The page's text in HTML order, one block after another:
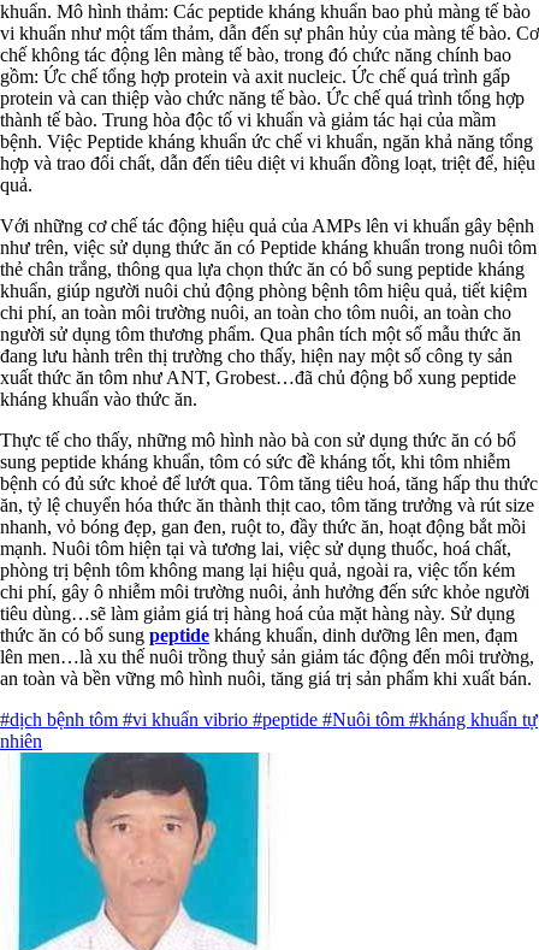
khuẩn. Mô hình thảm: Các peptide kháng khuẩn bao phủ màng tế bào
vi khuẩn như một tấm thảm, dẫn đến sự phân hủy của màng tế bào. Cơ
chế không tác động lên màng tế bào, trong đó chức năng chính bao
gồm: Ức chế tổng hợp protein và axit nucleic. Ức chế quá trình gấp
protein và can thiệp vào chức năng tế bào. Ức chế quá trình tổng hợp
thành tế bào. Trung hòa độc tố vi khuẩn và giảm tác hại của mầm
bệnh. Việc Peptide kháng khuẩn ức chế vi khuẩn, ngăn khả năng tổng
hợp và trao đổi chất, dẫn đến tiêu diệt vi khuẩn đồng loạt, triệt để, hiệu
quả.
Với những cơ chế tác động hiệu quả của AMPs lên vi khuẩn gây bệnh
như trên, việc sử dụng thức ăn có Peptide kháng khuẩn trong nuôi tôm
thẻ chân trắng, thông qua lựa chọn thức ăn có bổ sung peptide kháng
khuẩn, giúp người nuôi chủ động phòng bệnh tôm hiệu quả, tiết kiệm
chi phí, an toàn môi trường nuôi, an toàn cho tôm nuôi, an toàn cho
người sử dụng tôm thương phẩm. Qua phân tích một số mẫu thức ăn
đang lưu hành trên thị trường cho thấy, hiện nay một số công ty sản
xuất thức ăn tôm như ANT, Grobest…đã chủ động bổ xung peptide
kháng khuẩn vào thức ăn.
Thực tế cho thấy, những mô hình nào bà con sử dụng thức ăn có bổ
sung peptide kháng khuẩn, tôm có sức đề kháng tốt, khi tôm nhiễm
bệnh có đủ sức khoẻ để lướt qua. Tôm tăng tiêu hoá, tăng hấp thu thức
ăn, tỷ lệ chuyển hóa thức ăn thành thịt cao, tôm tăng trưởng và rút size
nhanh, vỏ bóng đẹp, gan đen, ruột to, đầy thức ăn, hoạt động bắt mồi
mạnh. Nuôi tôm hiện tại và tương lai, việc sử dụng thuốc, hoá chất,
phòng trị bệnh tôm không mang lại hiệu quả, ngoài ra, việc tốn kém
chi phí, gây ô nhiễm môi trường nuôi, ảnh hưởng đến sức khỏe người
tiêu dùng…sẽ làm giảm giá trị hàng hoá của mặt hàng này. Sử dụng
thức ăn có bổ sung peptide kháng khuẩn, dinh dưỡng lên men, đạm
lên men…là xu thế nuôi trồng thuỷ sản giảm tác động đến môi trường,
an toàn và bền vững mô hình nuôi, tăng giá trị sản phẩm khi xuất bán.
#dịch bệnh tôm #vi khuẩn vibrio #peptide #Nuôi tôm #kháng khuẩn tự
nhiên